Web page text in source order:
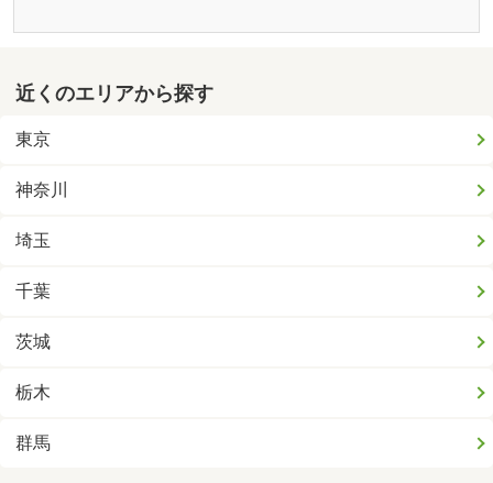
近くのエリアから探す
東京
神奈川
埼玉
千葉
茨城
栃木
群馬